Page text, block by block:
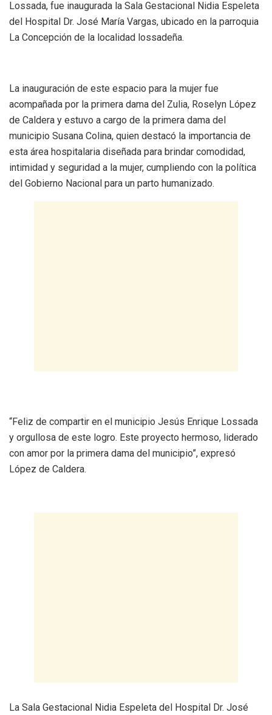
Lossada, fue inaugurada la Sala Gestacional Nidia Espeleta
del Hospital Dr. José María Vargas, ubicado en la parroquia
La Concepción de la localidad lossadeña.
La inauguración de este espacio para la mujer fue
acompañada por la primera dama del Zulia, Roselyn López
de Caldera y estuvo a cargo de la primera dama del
municipio Susana Colina, quien destacó la importancia de
esta área hospitalaria diseñada para brindar comodidad,
intimidad y seguridad a la mujer, cumpliendo con la política
del Gobierno Nacional para un parto humanizado.
“Feliz de compartir en el municipio Jesús Enrique Lossada
y orgullosa de este logro. Este proyecto hermoso, liderado
con amor por la primera dama del municipio”, expresó
López de Caldera.
La Sala Gestacional Nidia Espeleta del Hospital Dr. José